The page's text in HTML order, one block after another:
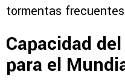
tormentas
Capacidad
para el